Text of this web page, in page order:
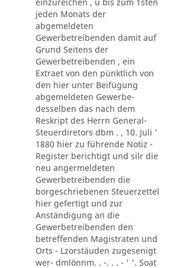
jeden Monats der
abgemeldeten
Gewerbetreibenden damit auf
Grund Seitens der
Gewerbetreibenden , ein
Extraet von den pünktlich von
den hier unter Beifügung
abgemeldeten Gewerbe-
desselben das nach dem
Reskript des Herrn General-
Steuerdiretors dbm . , 10. Juli '
1880 hier zu führende Notiz -
Register berichtigt und silr die
neu angermeldeten
Gewerbetreibenden die
borgeschriebenen Steuerzettel
hier gefertigt und zur
Anständigung an die
Gewerbetreibenden den
betreffenden Magistraten und
Orts - Lzorstäuden zugesenigt
wer- dmlönnm. . -. . . - ' '. Soat